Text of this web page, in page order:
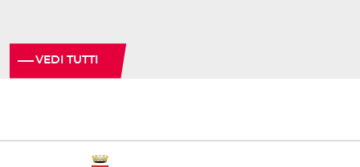
VEDI TUTTI